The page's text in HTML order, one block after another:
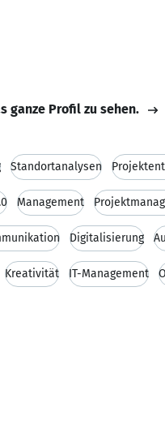
ganze Profil zu sehen.
Standortanalysen
Management
Digitalisierung
Kreativität IT-Management